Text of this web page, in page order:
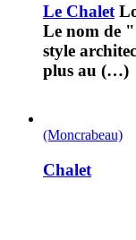
Le Chalet
Le nom de
style
plus au (…)
(Moncrabeau)
Chalet